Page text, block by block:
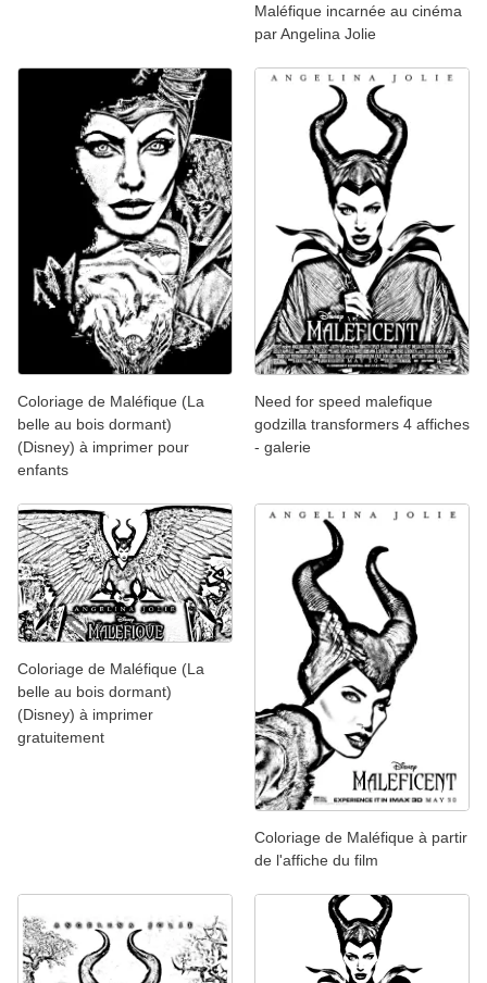
Maléfique incarnée au cinéma
par Angelina Jolie
Coloriage de Maléfique (La
belle au bois dormant)
(Disney) à imprimer pour
enfants
Need for speed malefique
godzilla transformers 4 affiches
- galerie
Coloriage de Maléfique (La
belle au bois dormant)
(Disney) à imprimer
gratuitement
Coloriage de Maléfique à partir
de l'affiche du film